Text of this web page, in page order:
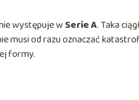
występuje wSerie A. Taka
musi od razu oznaczać
formy.